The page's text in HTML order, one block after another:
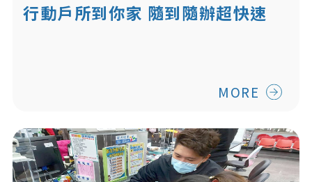
行動戶所到你家 隨到隨辦超快速
MORE